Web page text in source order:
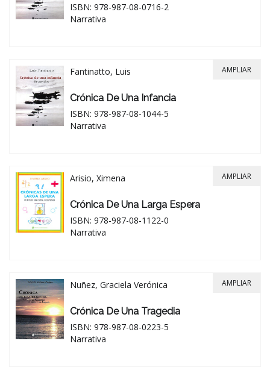
ISBN: 978-987-08-0716-2
Narrativa
Fantinatto, Luis
Crónica De Una Infancia
ISBN: 978-987-08-1044-5
Narrativa
AMPLIAR
Arisio, Ximena
Crónica De Una Larga Espera
ISBN: 978-987-08-1122-0
Narrativa
AMPLIAR
Nuñez, Graciela Verónica
Crónica De Una Tragedia
ISBN: 978-987-08-0223-5
Narrativa
AMPLIAR